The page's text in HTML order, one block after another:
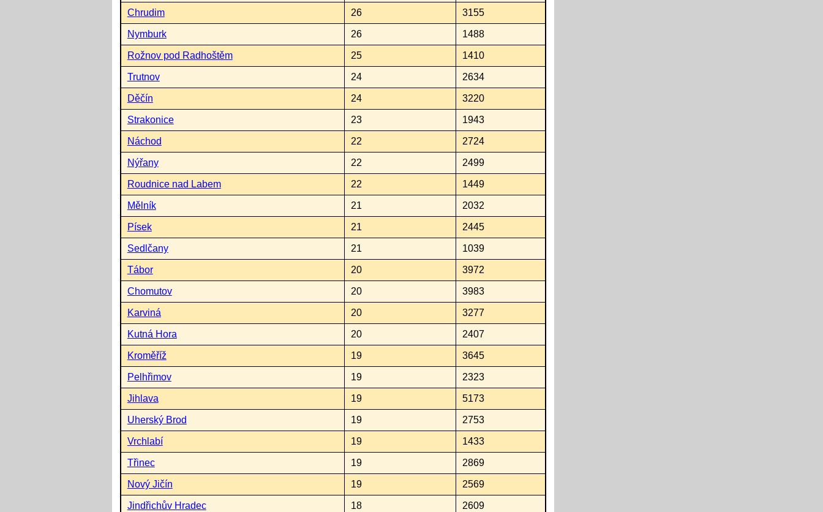
Chrudim 26 3155
Nymburk 26 1488
Rožnov pod Radhoštěm 25 1410
Trutnov 24 2634
Děčín 24 3220
Strakonice 23 1943
Náchod 22 2724
Nýřany 22 2499
Roudnice nad Labem 22 1449
Mělník 21 2032
Písek 21 2445
Sedlčany 21 1039
Tábor 20 3972
Chomutov 20 3983
Karviná 20 3277
Kutná Hora 20 2407
Kroměříž 19 3645
Pelhřimov 19 2323
Jihlava 19 5173
Uherský Brod 19 2753
Vrchlabí 19 1433
Třinec 19 2869
Nový Jičín 19 2569
Jindřichův Hradec 18 2609